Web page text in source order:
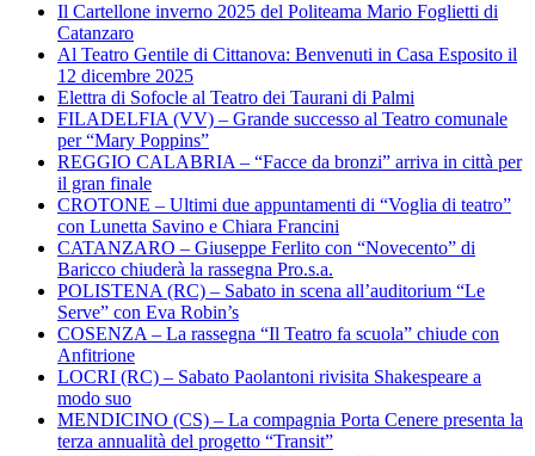
Il Cartellone inverno 2025 del Politeama Mario Foglietti di
Catanzaro
Al Teatro Gentile di Cittanova: Benvenuti in Casa Esposito il
12 dicembre 2025
Elettra di Sofocle al Teatro dei Taurani di Palmi
FILADELFIA (VV) – Grande successo al Teatro comunale
per “Mary Poppins”
REGGIO CALABRIA – “Facce da bronzi” arriva in città per
il gran finale
CROTONE – Ultimi due appuntamenti di “Voglia di teatro”
con Lunetta Savino e Chiara Francini
CATANZARO – Giuseppe Ferlito con “Novecento” di
Baricco chiuderà la rassegna Pro.s.a.
POLISTENA (RC) – Sabato in scena all’auditorium “Le
Serve” con Eva Robin’s
COSENZA – La rassegna “Il Teatro fa scuola” chiude con
Anfitrione
LOCRI (RC) – Sabato Paolantoni rivisita Shakespeare a
modo suo
MENDICINO (CS) – La compagnia Porta Cenere presenta la
terza annualità del progetto “Transit”